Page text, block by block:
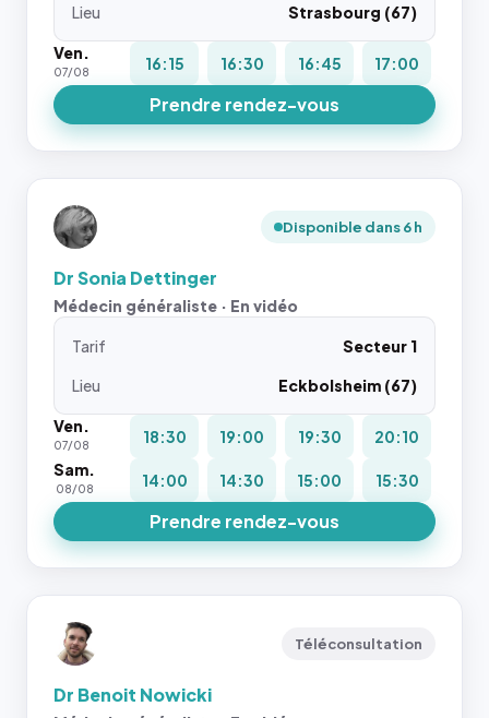
Lieu
Strasbourg (67)
Ven.
07/08 16:15 16:30 16:45 17:00
Prendre rendez-vous
Disponible dans 6 h
Dr Sonia Dettinger
Médecin généraliste · En vidéo
Tarif
Secteur 1
Lieu
Eckbolsheim (67)
Ven.
07/08 18:30 19:00 19:30
20:10
Sam.
08/08 14:00 14:30 15:00 15:30
Prendre rendez-vous
Téléconsultation
Dr Benoit Nowicki